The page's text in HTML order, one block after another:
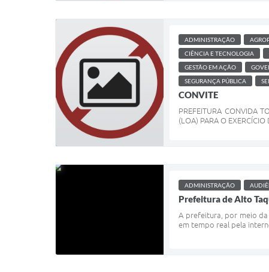
ADMINISTRAÇÃO
CIÊNCIA E TECNOLOGIA
GESTÃO EM AÇÃO
SEGURANÇA PÚBLICA
CONVITE
PREFEITURA CONVIDA
(LOA) PARA O EXERCÍCIO
ADMINISTRAÇÃO
Prefeitura de Alto
A prefeitura, por meio da
em tempo real pela